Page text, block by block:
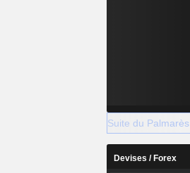
Suite du Palmarès
Devises / Forex